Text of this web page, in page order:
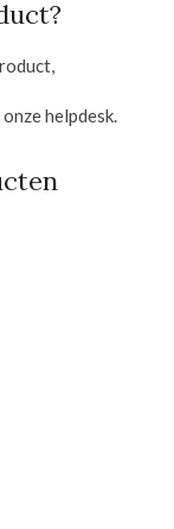
helpdesk.